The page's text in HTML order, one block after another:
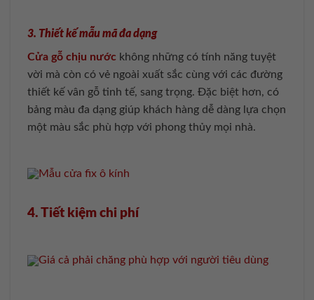
3. Thiết kế mẫu mã đa dạng
Cửa gỗ chịu nước không những có tính năng tuyệt
vời mà còn có vẻ ngoài xuất sắc cùng với các đường
thiết kế vân gỗ tinh tế, sang trọng. Đặc biệt hơn, có
bảng màu đa dạng giúp khách hàng dễ dàng lựa chọn
một màu sắc phù hợp với phong thủy mọi nhà.
Mẫu cửa fix ô kính
4. Tiết kiệm chi phí
Giá cả phải chăng phù hợp với người tiêu dùng